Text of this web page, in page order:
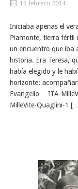
19 febrero 2014
Iniciaba apenas el
Piamonte, tierra fértil
un encuentro que iba
historia. Era Teresa,
había elegido y le
horizonte:
Evangelio… ITA-
MilleVite-Quaglini-1